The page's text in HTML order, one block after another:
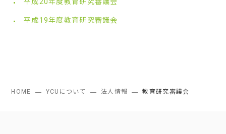
平成19年度教育研究審議会
HOME YCUについて 法人情報 教育研究審議会